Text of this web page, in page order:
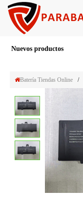
Nuevos productos
Batería Tiendas Online /